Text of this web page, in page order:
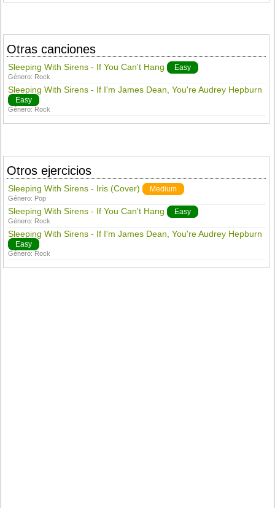
Otras canciones
Sleeping With Sirens - If You Can't Hang Easy
Género: Rock
Sleeping With Sirens - If I'm James Dean, You're Audrey Hepburn
Easy
Género: Rock
Otros ejercicios
Sleeping With Sirens - Iris (Cover) Medium
Género: Pop
Sleeping With Sirens - If You Can't Hang Easy
Género: Rock
Sleeping With Sirens - If I'm James Dean, You're Audrey Hepburn
Easy
Género: Rock